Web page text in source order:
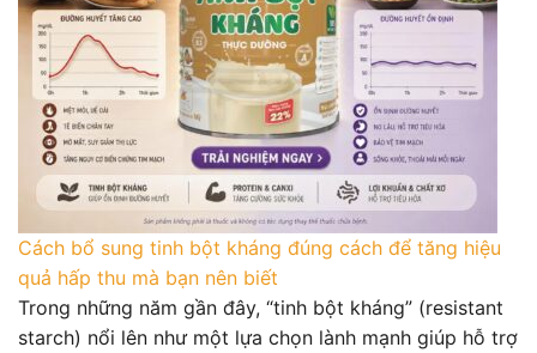
Cách bổ sung tinh bột kháng đúng cách để tăng hiệu
quả hấp thu mà bạn nên biết
Trong những năm gần đây, “tinh bột kháng” (resistant
starch) nổi lên như một lựa chọn lành mạnh giúp hỗ trợ